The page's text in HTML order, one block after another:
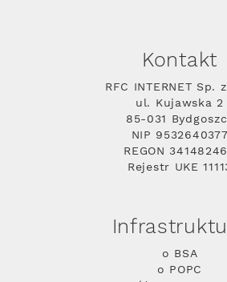
Kontakt
RFC INTERNET Sp.
ul. Kujawska 2
85-031
NIP 9532640377
REGON
Rejestr UKE
o BSA
o POPC